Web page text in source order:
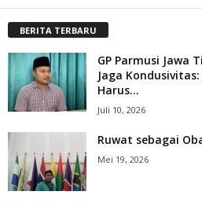
BERITA TERBARU
GP Parmusi Jawa
Jaga
Harus...
Juli 10, 2026
Ruwat sebagai
Mei 19, 2026